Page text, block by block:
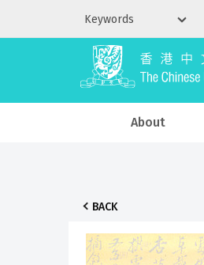
About
BACK